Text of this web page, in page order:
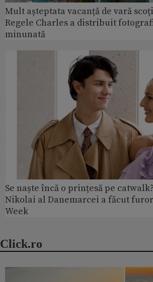
Mult așteptata vacanță de vară
Regele Charles a distribuit
minunată
Se naște încă o prințesă pe
Nikolai al Danemarcei a făcut
Week
Click.ro